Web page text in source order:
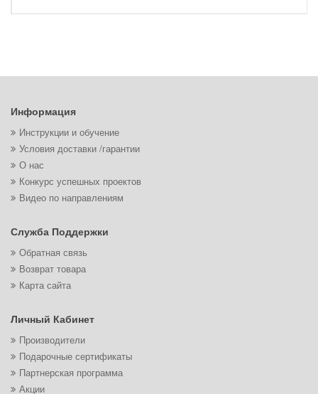
Информация
Инструкции и обучение
Условия доставки /гарантии
О нас
Конкурс успешных проектов
Видео по направлениям
Служба Поддержки
Обратная связь
Возврат товара
Карта сайта
Личный Кабинет
Производители
Подарочные сертификаты
Партнерская программа
Акции